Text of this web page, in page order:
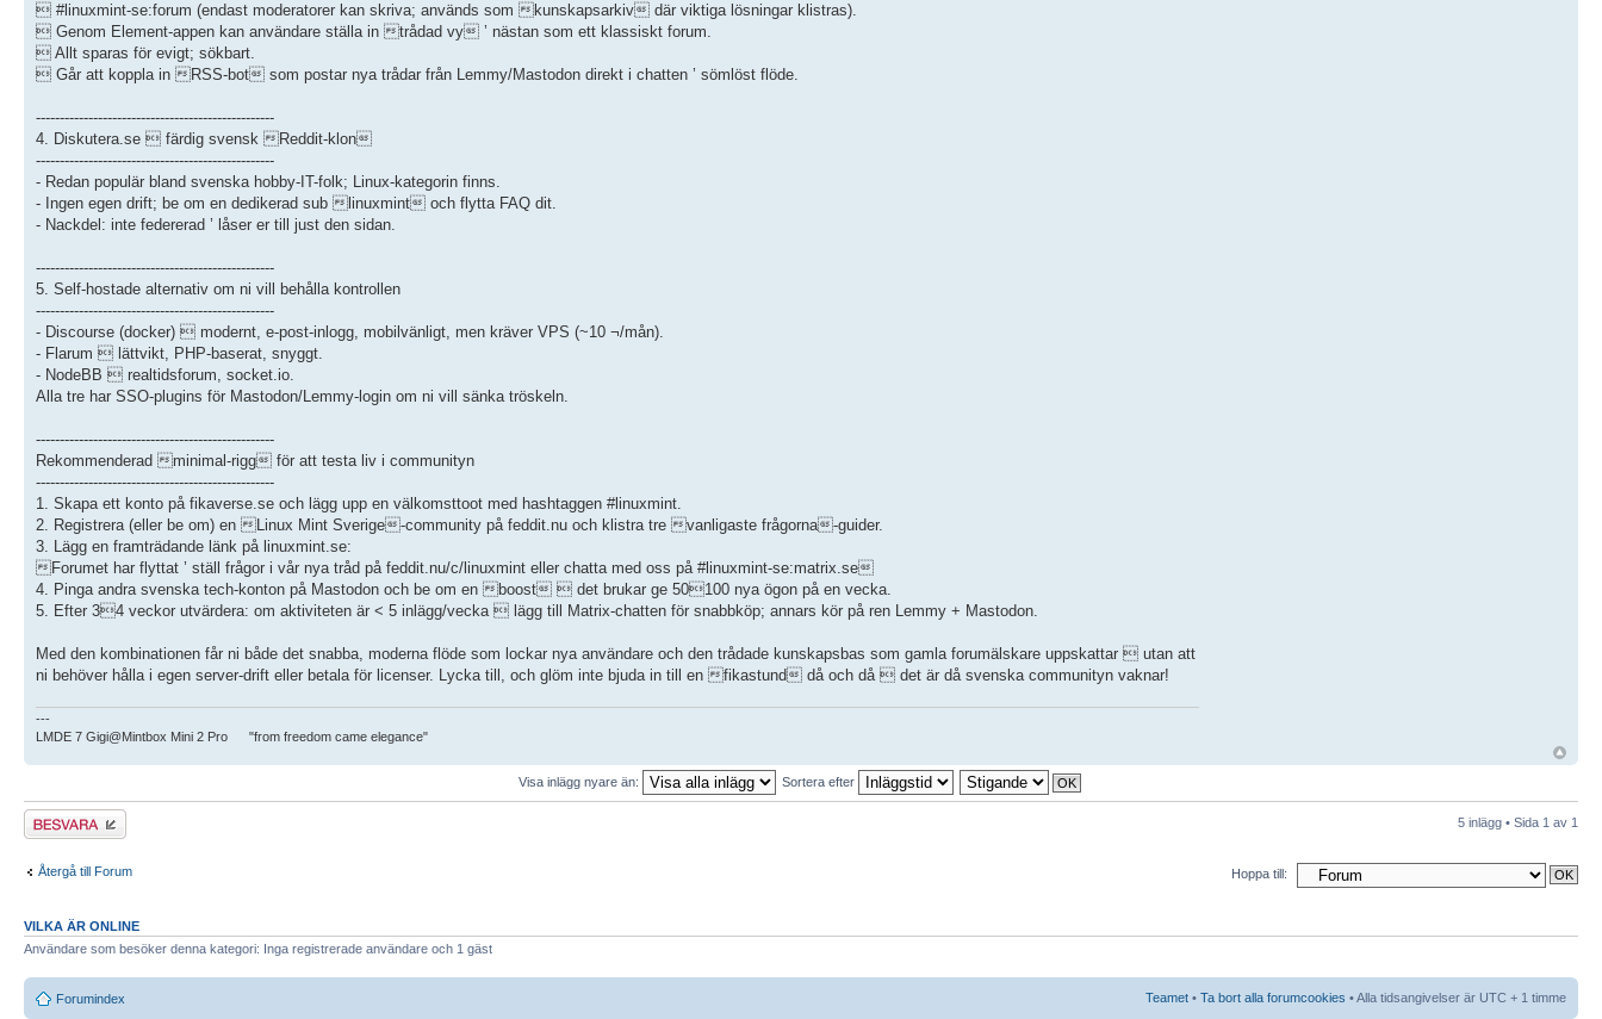
 #linuxmint-se:forum (endast moderatorer kan skriva; används som kunskapsarkiv där viktiga lösningar klistras).
 Genom Element-appen kan användare ställa in trådad vy ’ nästan som ett klassiskt forum.
 Allt sparas för evigt; sökbart.
 Går att koppla in RSS-bot som postar nya trådar från Lemmy/Mastodon direkt i chatten ’ sömlöst flöde.
--------------------------------------------------
4. Diskutera.se  färdig svensk Reddit-klon
--------------------------------------------------
- Redan populär bland svenska hobby-IT-folk; Linux-kategorin finns.
- Ingen egen drift; be om en dedikerad sub linuxmint och flytta FAQ dit.
- Nackdel: inte federerad ’ låser er till just den sidan.
--------------------------------------------------
5. Self-hostade alternativ om ni vill behålla kontrollen
--------------------------------------------------
- Discourse (docker)  modernt, e-post-inlogg, mobilvänligt, men kräver VPS (~10 ¬/mån).
- Flarum  lättvikt, PHP-baserat, snyggt.
- NodeBB  realtidsforum, socket.io.
Alla tre har SSO-plugins för Mastodon/Lemmy-login om ni vill sänka tröskeln.
--------------------------------------------------
Rekommenderad minimal-rigg för att testa liv i communityn
--------------------------------------------------
1. Skapa ett konto på fikaverse.se och lägg upp en välkomsttoot med hashtaggen #linuxmint.
2. Registrera (eller be om) en Linux Mint Sverige-community på feddit.nu och klistra tre vanligaste frågorna-guider.
3. Lägg en framträdande länk på linuxmint.se:
Forumet har flyttat ’ ställ frågor i vår nya tråd på feddit.nu/c/linuxmint eller chatta med oss på #linuxmint-se:matrix.se
4. Pinga andra svenska tech-konton på Mastodon och be om en boost  det brukar ge 50100 nya ögon på en vecka.
5. Efter 34 veckor utvärdera: om aktiviteten är < 5 inlägg/vecka  lägg till Matrix-chatten för snabbköp; annars kör på ren Lemmy + Mastodon.
Med den kombinationen får ni både det snabba, moderna flöde som lockar nya användare och den trådade kunskapsbas som gamla forumälskare uppskattar  utan att
ni behöver hålla i egen server-drift eller betala för licenser. Lycka till, och glöm inte bjuda in till en fikastund då och då  det är då svenska communityn vaknar!
---
LMDE 7 Gigi@Mintbox Mini 2 Pro "from freedom came elegance"
Visa inlägg nyare än: Sortera efter
Besvara 5 inlägg • Sida 1 av 1
Återgå till Forum Hoppa till:
VILKA ÄR ONLINE
Användare som besöker denna kategori: Inga registrerade användare och 1 gäst
Forumindex Teamet • Ta bort alla forumcookies • Alla tidsangivelser är UTC + 1 timme